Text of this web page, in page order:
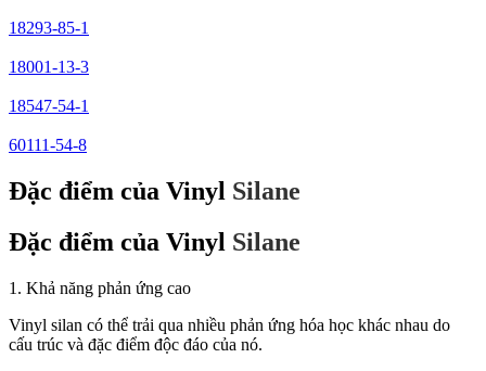
18293-85-1
18001-13-3
18547-54-1
60111-54-8
Đặc điểm của Vinyl Silane
Đặc điểm của Vinyl Silane
1. Khả năng phản ứng cao
Vinyl silan có thể trải qua nhiều phản ứng hóa học khác nhau do
cấu trúc và đặc điểm độc đáo của nó.